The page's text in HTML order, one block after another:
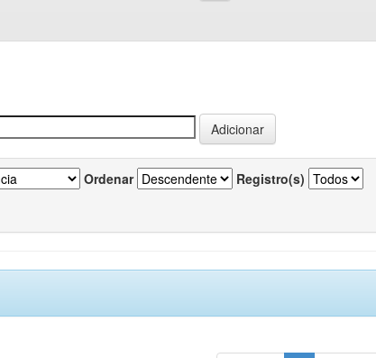
Ordenar Registro(s)